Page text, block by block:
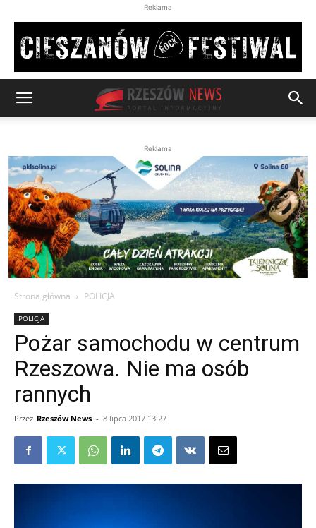
Reklama
Reklama
Strona główna POLICJA
POLICJA
Pożar samochodu w centrum
Rzeszowa. Nie ma osób
rannych
Przez Rzeszów News - 8 lipca 2017 13:27